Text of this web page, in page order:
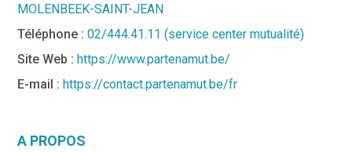
MOLENBEEK-SAINT-JEAN
Téléphone :02/444.41.11 (service center mutualité)
Site Web : https://www.partenamut.be/
E-mail : https://contact.partenamut.be/fr
A PROPOS